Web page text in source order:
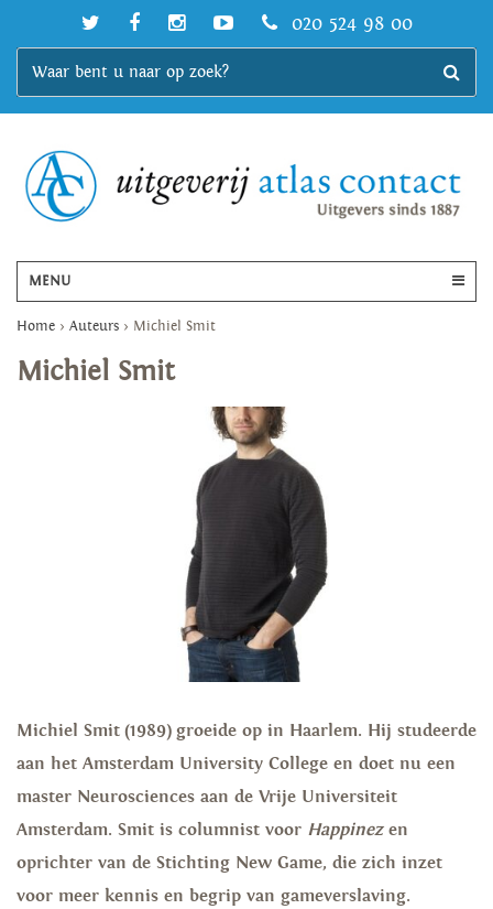
020 524 98 00
MENU
Home > Auteurs > Michiel Smit
Michiel Smit
Michiel Smit (1989) groeide op in Haarlem. Hij studeerde
aan het Amsterdam University College en doet nu een
master Neurosciences aan de Vrije Universiteit
Amsterdam. Smit is columnist voor Happinez en
oprichter van de Stichting New Game, die zich inzet
voor meer kennis en begrip van gameverslaving.